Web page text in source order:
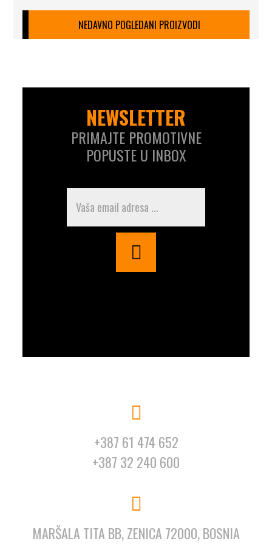
NEDAVNO POGLEDANI PROIZVODI
NEWSLETTER
PRIMAJTE PROMOTIVNE
POPUSTE U INBOX
+387 61 474 652
+387 32 240 600
MARŠALA TITA BB, ZENICA 72000, BOSNIA